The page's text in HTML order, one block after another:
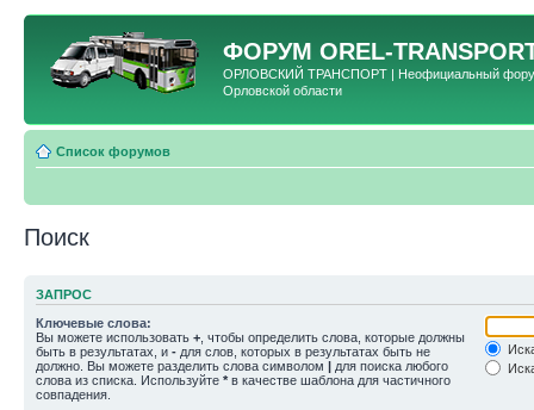
ФОРУМ OREL-
ОРЛОВСКИЙ ТРАНСПОРТ | Неофициальный форум
Орловской области
Список форумов
Поиск
ЗАПРОС
Ключевые слова:
Вы можете использовать + , чтобы определить слова, которые должны
быть в результатах, и - для слов, которых в результатах быть не
должно. Вы можете разделить слова символом | для поиска любого
слова из списка. Используйте * в качестве шаблона для частичного
совпадения.